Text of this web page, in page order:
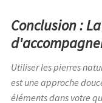
Conclusion :
Utiliser les pierres
est une approche
éléments dans votre